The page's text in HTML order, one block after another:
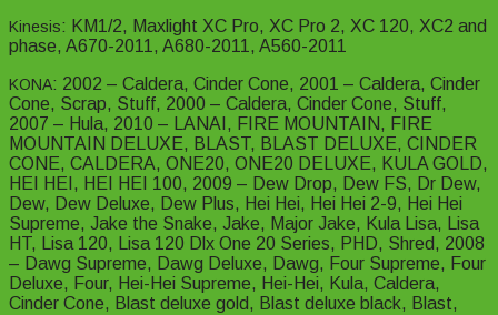
Kinesis: KM1/2, Maxlight XC Pro, XC Pro 2, XC 120, XC2 and
phase, A670-2011, A680-2011, A560-2011
KONA: 2002 – Caldera, Cinder Cone, 2001 – Caldera, Cinder
Cone, Scrap, Stuff, 2000 – Caldera, Cinder Cone, Stuff,
2007 – Hula, 2010 – LANAI, FIRE MOUNTAIN, FIRE
MOUNTAIN DELUXE, BLAST, BLAST DELUXE, CINDER
CONE, CALDERA, ONE20, ONE20 DELUXE, KULA GOLD,
HEI HEI, HEI HEI 100, 2009 – Dew Drop, Dew FS, Dr Dew,
Dew, Dew Deluxe, Dew Plus, Hei Hei, Hei Hei 2-9, Hei Hei
Supreme, Jake the Snake, Jake, Major Jake, Kula Lisa, Lisa
HT, Lisa 120, Lisa 120 Dlx One 20 Series, PHD, Shred, 2008
– Dawg Supreme, Dawg Deluxe, Dawg, Four Supreme, Four
Deluxe, Four, Hei-Hei Supreme, Hei-Hei, Kula, Caldera,
Cinder Cone, Blast deluxe gold, Blast deluxe black, Blast,